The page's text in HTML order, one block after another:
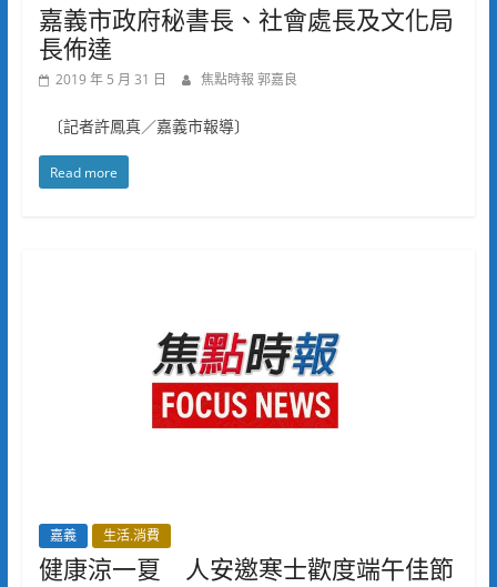
嘉義市政府秘書長、社會處長及文化局
長佈達
2019 年 5 月 31 日 焦點時報 郭嘉良
〔記者許鳳真／嘉義市報導〕
Read more
嘉義 生活.消費
健康涼一夏 人安邀寒士歡度端午佳節